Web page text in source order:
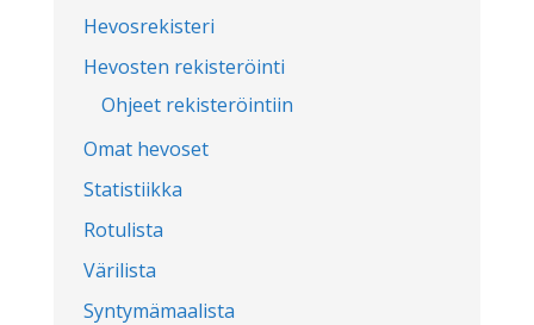
Hevosrekisteri
Hevosten rekisteröinti
Ohjeet rekisteröintiin
Omat hevoset
Statistiikka
Rotulista
Värilista
Syntymämaalista